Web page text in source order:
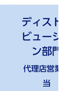
ディスト
ビューシ
ン部門
代理店営業担
当